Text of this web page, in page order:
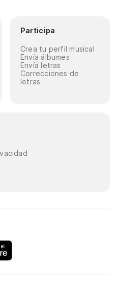
Participa
Crea tu perfil musical
Envía álbumes
Envía letras
Correcciones de
letras